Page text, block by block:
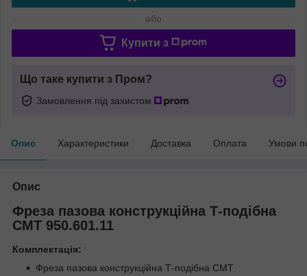
або
Купити з
Що таке купити з Пром?
Замовлення під захистом
Опис Характеристики Доставка Оплата Умови
Опис
Фреза пазова конструкційна Т-подібна
СМТ 950.601.11
Комплектація:
Фреза пазова конструкційна Т-подібна СМТ